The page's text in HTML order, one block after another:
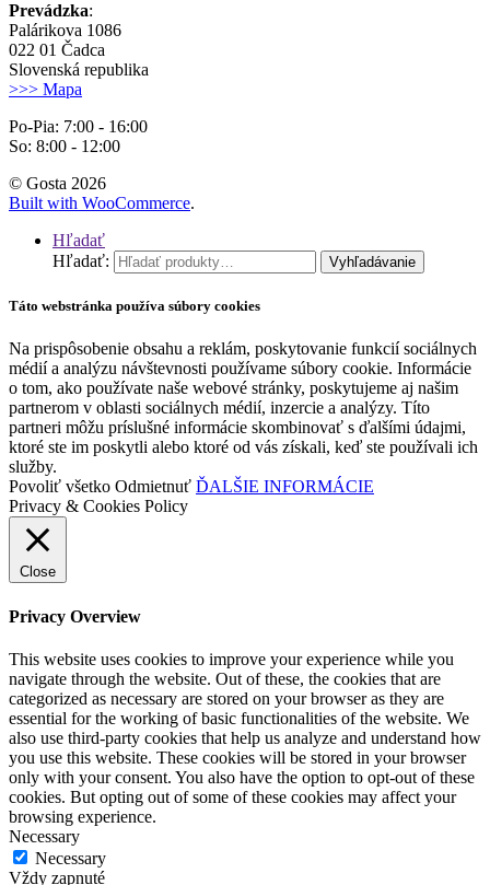
Prevádzka:
Palárikova 1086
022 01 Čadca
Slovenská republika
>>> Mapa
Po-Pia: 7:00 - 16:00
So: 8:00 - 12:00
© Gosta 2026
Built with WooCommerce.
Hľadať
Hľadať:
Vyhľadávanie
Táto webstránka používa súbory cookies
Na prispôsobenie obsahu a reklám, poskytovanie funkcií sociálnych
médií a analýzu návštevnosti používame súbory cookie. Informácie
o tom, ako používate naše webové stránky, poskytujeme aj našim
partnerom v oblasti sociálnych médií, inzercie a analýzy. Títo
partneri môžu príslušné informácie skombinovať s ďalšími údajmi,
ktoré ste im poskytli alebo ktoré od vás získali, keď ste používali ich
služby.
Povoliť všetko Odmietnuť ĎALŠIE INFORMÁCIE
Privacy & Cookies Policy
Close
Privacy Overview
This website uses cookies to improve your experience while you
navigate through the website. Out of these, the cookies that are
categorized as necessary are stored on your browser as they are
essential for the working of basic functionalities of the website. We
also use third-party cookies that help us analyze and understand how
you use this website. These cookies will be stored in your browser
only with your consent. You also have the option to opt-out of these
cookies. But opting out of some of these cookies may affect your
browsing experience.
Necessary
Necessary
Vždy zapnuté